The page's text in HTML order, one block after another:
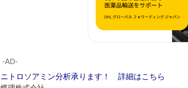
‐AD‐
ニトロソアミン分析承ります！ 詳細はこちら